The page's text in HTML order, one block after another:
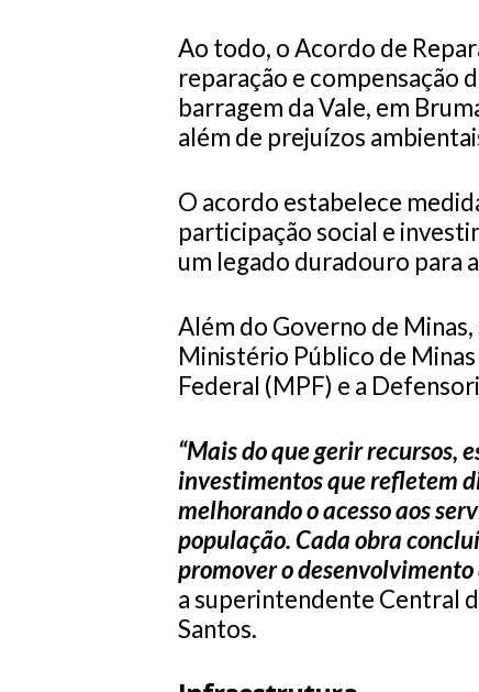
Ao todo, o Acordo de
reparação e compensação
barragem da Vale, em
além de prejuízos
O acordo estabelece
participação social e
um legado duradouro para
Além do Governo de
Ministério Público de
Federal (MPF) e a
“Mais do que gerir recursos,
investimentos que refletem
melhorando o acesso aos
população. Cada obra
promover o
a superintendente Central
Santos.